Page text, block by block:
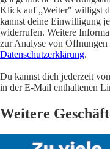
Klick auf „Weiter" willigst
kannst deine Einwilligung
widerrufen. Weitere
zur Analyse von
Datenschutzerklärung.
Du kannst dich jederzeit
in der E-Mail enthaltenen
Weitere